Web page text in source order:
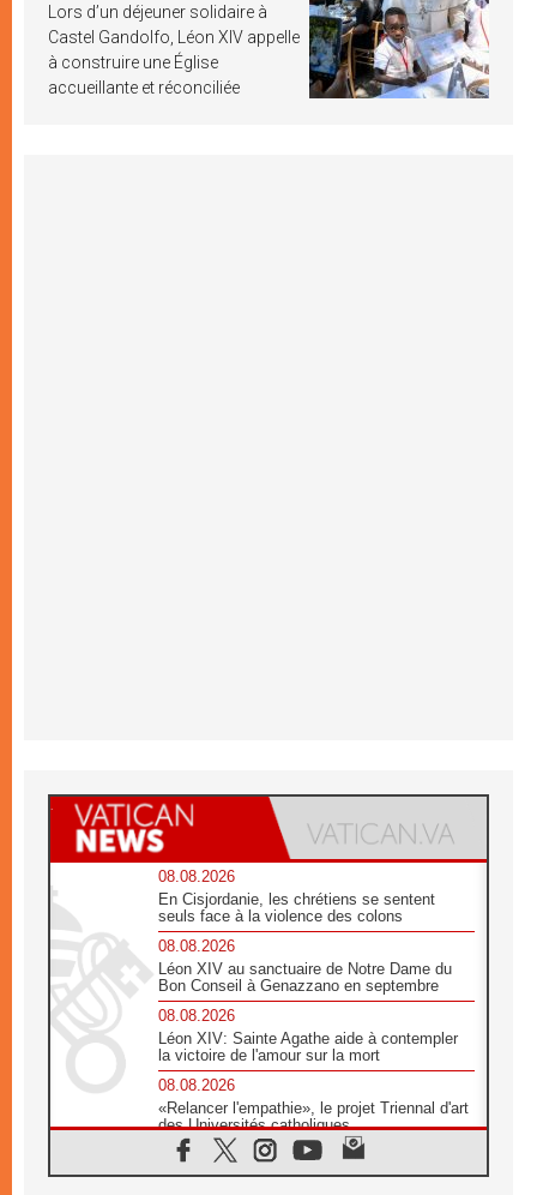
Lors d’un déjeuner solidaire à
Castel Gandolfo, Léon XIV appelle
à construire une Église
accueillante et réconciliée
08.08.2026
En Cisjordanie, les chrétiens se sentent
seuls face à la violence des colons
08.08.2026
Léon XIV au sanctuaire de Notre Dame du
Bon Conseil à Genazzano en septembre
08.08.2026
Léon XIV: Sainte Agathe aide à contempler
la victoire de l'amour sur la mort
08.08.2026
«Relancer l'empathie», le projet Triennal d'art
des Universités catholiques
08.08.2026
Signis 2026, donner la parole aux religieuses